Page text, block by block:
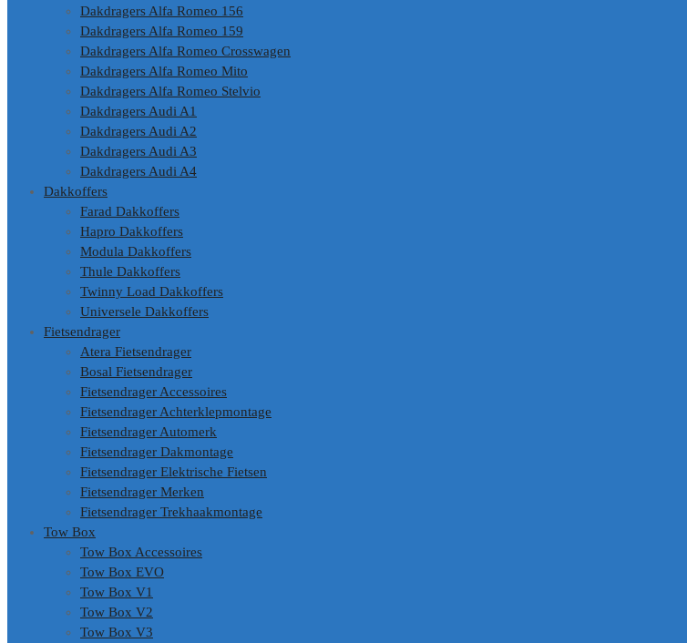
Dakdragers Alfa Romeo 156
Dakdragers Alfa Romeo 159
Dakdragers Alfa Romeo Crosswagen
Dakdragers Alfa Romeo Mito
Dakdragers Alfa Romeo Stelvio
Dakdragers Audi A1
Dakdragers Audi A2
Dakdragers Audi A3
Dakdragers Audi A4
Dakkoffers
Farad Dakkoffers
Hapro Dakkoffers
Modula Dakkoffers
Thule Dakkoffers
Twinny Load Dakkoffers
Universele Dakkoffers
Fietsendrager
Atera Fietsendrager
Bosal Fietsendrager
Fietsendrager Accessoires
Fietsendrager Achterklepmontage
Fietsendrager Automerk
Fietsendrager Dakmontage
Fietsendrager Elektrische Fietsen
Fietsendrager Merken
Fietsendrager Trekhaakmontage
Tow Box
Tow Box Accessoires
Tow Box EVO
Tow Box V1
Tow Box V2
Tow Box V3